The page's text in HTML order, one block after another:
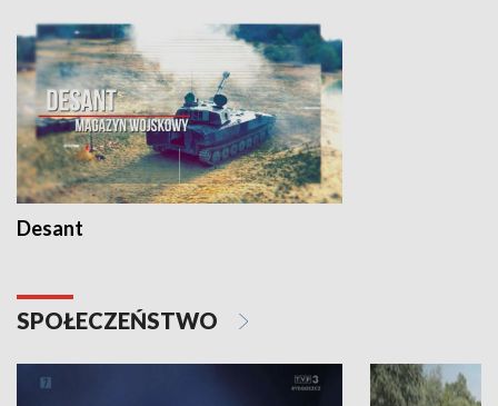
Desant
SPOŁECZEŃSTWO